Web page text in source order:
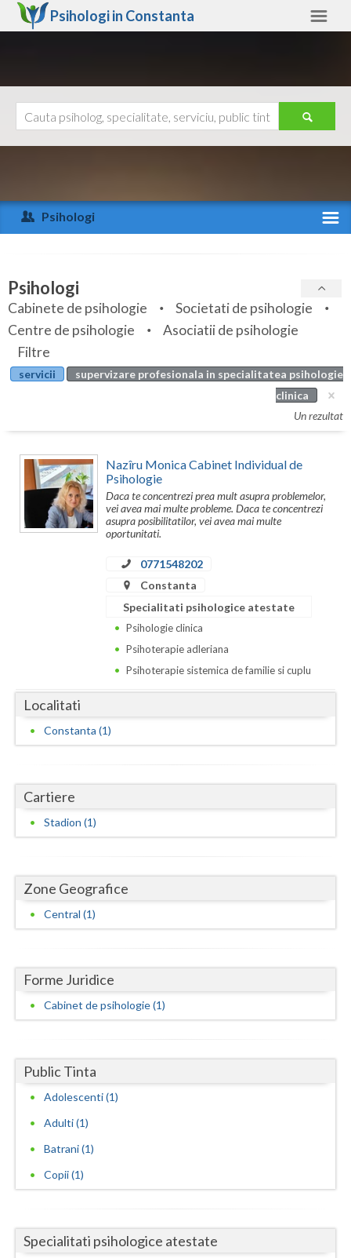
Psihologi in Constanta
Arad
Arges
Bihor
Bistrita-Nasaud
Botosani
Bucuresti
Buzau
Calarasi
Dolj
Galati
Gorj
Ialomita
Iasi
Maramures
Mehedinti
Prahova
Salaj
Sibiu
Ajutor
Psihologi
Specialitati
Servicii
Articole
Evenimente
Psihologi
Cabinete de psihologie
Societati de psihologie
Centre de psihologie
Asociatii de psihologie
Filtre
servicii
supervizare profesionala in specialitatea psihologie
clinica
Un rezultat
Nazîru Monica Cabinet Individual de
Psihologie
Daca te concentrezi prea mult asupra problemelor,
vei avea mai multe probleme. Daca te concentrezi
asupra posibilitatilor, vei avea mai multe
oportunitati.
0771548202
Constanta
Specialitati psihologice atestate
Psihologie clinica
Psihoterapie adleriana
Psihoterapie sistemica de familie si cuplu
Localitati
Constanta (1)
Cartiere
Stadion (1)
Zone Geografice
Central (1)
Forme Juridice
Cabinet de psihologie (1)
Public Tinta
Adolescenti (1)
Adulti (1)
Batrani (1)
Copii (1)
Specialitati psihologice atestate